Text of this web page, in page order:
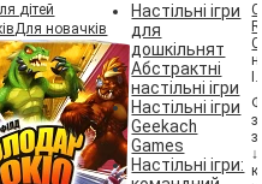
дітей
Для новачків
Настільні ігри
для
дошкільнят
Абстрактні
настільні ігри
Настільні ігри
Geekach
Games
Настільні ігри:
↓